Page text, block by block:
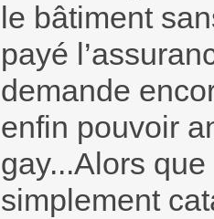
le bâtiment
payé
demande
enfin pouvoir
gay...Alors
simplement